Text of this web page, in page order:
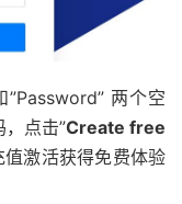
两个空
点击”Create free
激活获得免费体验